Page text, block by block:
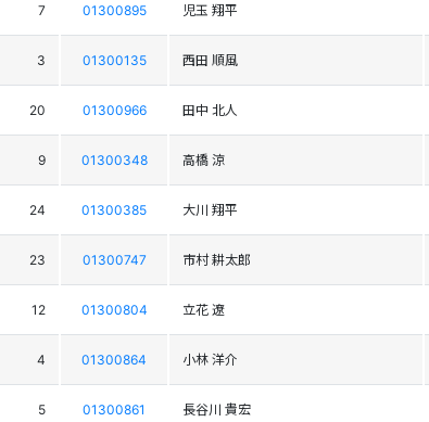
7 01300895 児玉 翔平
3 01300135 西田 順風
20 01300966 田中 北人
9 01300348 高橋 涼
24 01300385 大川 翔平
23 01300747 市村 耕太郎
12 01300804 立花 遼
4 01300864 小林 洋介
5 01300861 長谷川 貴宏